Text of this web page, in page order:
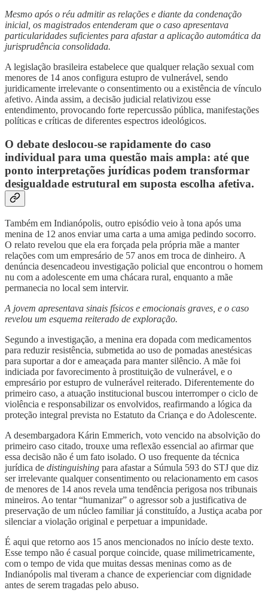
Mesmo após o réu admitir as relações e diante da condenação
inicial, os magistrados entenderam que o caso apresentava
particularidades suficientes para afastar a aplicação automática da
jurisprudência consolidada.
A legislação brasileira estabelece que qualquer relação sexual com
menores de 14 anos configura estupro de vulnerável, sendo
juridicamente irrelevante o consentimento ou a existência de vínculo
afetivo. Ainda assim, a decisão judicial relativizou esse
entendimento, provocando forte repercussão pública, manifestações
políticas e críticas de diferentes espectros ideológicos.
O debate deslocou-se rapidamente do caso
individual para uma questão mais ampla: até que
ponto interpretações jurídicas podem transformar
desigualdade estrutural em suposta escolha afetiva.
Também em Indianópolis, outro episódio veio à tona após uma
menina de 12 anos enviar uma carta a uma amiga pedindo socorro.
O relato revelou que ela era forçada pela própria mãe a manter
relações com um empresário de 57 anos em troca de dinheiro. A
denúncia desencadeou investigação policial que encontrou o homem
nu com a adolescente em uma chácara rural, enquanto a mãe
permanecia no local sem intervir.
A jovem apresentava sinais físicos e emocionais graves, e o caso
revelou um esquema reiterado de exploração.
Segundo a investigação, a menina era dopada com medicamentos
para reduzir resistência, submetida ao uso de pomadas anestésicas
para suportar a dor e ameaçada para manter silêncio. A mãe foi
indiciada por favorecimento à prostituição de vulnerável, e o
empresário por estupro de vulnerável reiterado. Diferentemente do
primeiro caso, a atuação institucional buscou interromper o ciclo de
violência e responsabilizar os envolvidos, reafirmando a lógica da
proteção integral prevista no Estatuto da Criança e do Adolescente.
A desembargadora Kárin Emmerich, voto vencido na absolvição do
primeiro caso citado, trouxe uma reflexão essencial ao afirmar que
essa decisão não é um fato isolado. O uso frequente da técnica
jurídica de distinguishing para afastar a Súmula 593 do STJ que diz
ser irrelevante qualquer consentimento ou relacionamento em casos
de menores de 14 anos revela uma tendência perigosa nos tribunais
mineiros. Ao tentar “humanizar” o agressor sob a justificativa de
preservação de um núcleo familiar já constituído, a Justiça acaba por
silenciar a violação original e perpetuar a impunidade.
É aqui que retorno aos 15 anos mencionados no início deste texto.
Esse tempo não é casual porque coincide, quase milimetricamente,
com o tempo de vida que muitas dessas meninas como as de
Indianópolis mal tiveram a chance de experienciar com dignidade
antes de serem tragadas pelo abuso.